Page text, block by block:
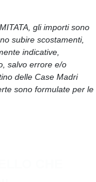
gli importi sono
subire scostamenti,
indicative,
salvo errore e/o
delle Case Madri
sono formulate per le